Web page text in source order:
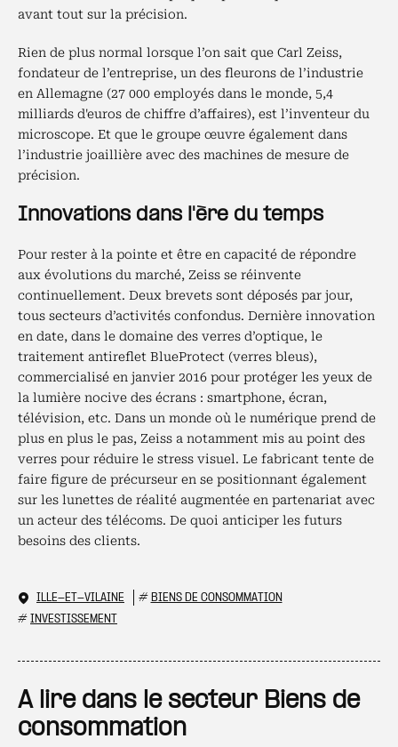
avant tout sur la précision.
Rien de plus normal lorsque l’on sait que Carl Zeiss,
fondateur de l’entreprise, un des fleurons de l’industrie
en Allemagne (27 000 employés dans le monde, 5,4
milliards d'euros de chiffre d’affaires), est l’inventeur du
microscope. Et que le groupe œuvre également dans
l’industrie joaillière avec des machines de mesure de
précision.
Innovations dans l'ère du temps
Pour rester à la pointe et être en capacité de répondre
aux évolutions du marché, Zeiss se réinvente
continuellement. Deux brevets sont déposés par jour,
tous secteurs d’activités confondus. Dernière innovation
en date, dans le domaine des verres d’optique, le
traitement antireflet BlueProtect (verres bleus),
commercialisé en janvier 2016 pour protéger les yeux de
la lumière nocive des écrans : smartphone, écran,
télévision, etc. Dans un monde où le numérique prend de
plus en plus le pas, Zeiss a notamment mis au point des
verres pour réduire le stress visuel. Le fabricant tente de
faire figure de précurseur en se positionnant également
sur les lunettes de réalité augmentée en partenariat avec
un acteur des télécoms. De quoi anticiper les futurs
besoins des clients.
ILLE-ET-VILAINE # BIENS DE CONSOMMATION
# INVESTISSEMENT
A lire dans le secteur Biens de
consommation